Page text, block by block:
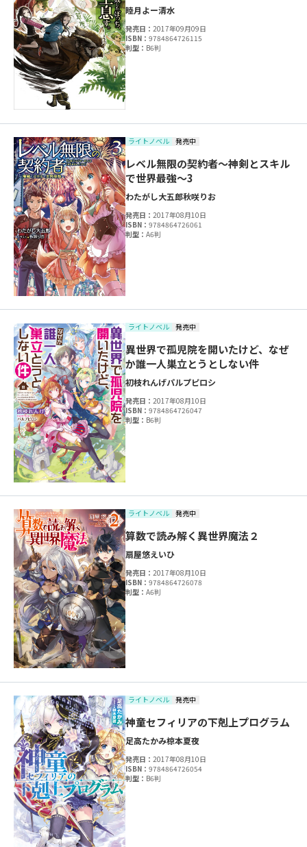
睦月よー清水
発売日：2017年09月09日
ISBN：9784864726115
判型： B6判
ライトノベル 発売中
レベル無限の契約者～神剣とスキル
で世界最強～3
わたがし大五郎秋咲りお
発売日：2017年08月10日
ISBN：9784864726061
判型：A6判
ライトノベル 発売中
異世界で孤児院を開いたけど、なぜ
か誰一人巣立とうとしない件
初枝れんげパルプピロシ
発売日：2017年08月10日
ISBN：9784864726047
判型： B6判
ライトノベル 発売中
算数で読み解く異世界魔法２
扇屋悠えいひ
発売日：2017年08月10日
ISBN：9784864726078
判型：A6判
ライトノベル 発売中
神童セフィリアの下剋上プログラム
足高たかみ椋本夏夜
発売日：2017年08月10日
ISBN：9784864726054
判型： B6判